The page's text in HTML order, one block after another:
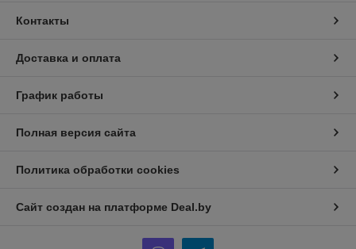
Контакты
Доставка и оплата
График работы
Полная версия сайта
Политика обработки cookies
Сайт создан на платформе Deal.by